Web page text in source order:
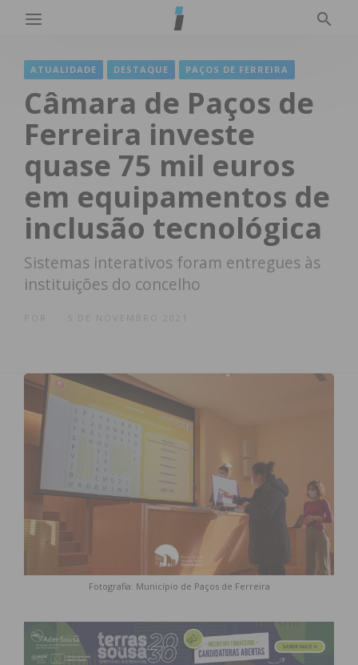
ATUALIDADE DESTAQUE PAÇOS DE FERREIRA
Câmara de Paços de
Ferreira investe
quase 75 mil euros
em equipamentos de
inclusão tecnológica
Sistemas interativos foram entregues às
instituições do concelho
Fotografia: Município de Paços de Ferreira